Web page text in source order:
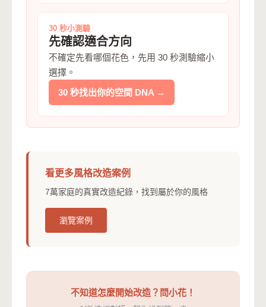
30 秒小測驗
先確認適合方向
不確定先看哪個花色，先用 30 秒測驗縮小
選擇。
30 秒找出你的空間 DNA →
看更多風格改造案例
7萬家庭的真實改造紀錄，找到屬於你的風格
瀏覽案例
不知道怎麼開始改造？問小花！